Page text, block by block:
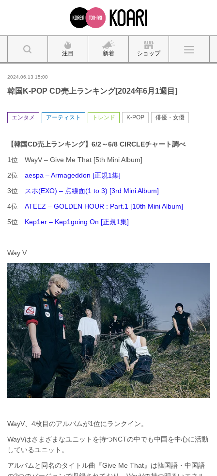
注目 新着 ショップ
2024.06.13 15:00
韓国K-POP CD売上ランキング[2024年6月1週目]
エンタメ アーティスト トレンド K-POP 俳優・女優
【韓国CD売上ランキング】6/2～6/8 CIRCLEチャート調べ
1位 WayV – Give Me That [5th Mini Album]
2位 aespa – Armageddon [正規1集]
3位
スホ(EXO) – 点線面(1 to 3) [3rd Mini Album]
4位 ATEEZ – GOLDEN HOUR : Part.1 [10th Mini Album]
5位 Kep1er – Kep1going On [正規1集]
Way V
WayV、4枚目のアルバムが1位にランクイン。
WayVはさまざまなユニットを持つNCTの中でも中国を中心に活動
しているユニット。
アルバムと同名のタイトル曲『Give Me That』は韓国語・中国語